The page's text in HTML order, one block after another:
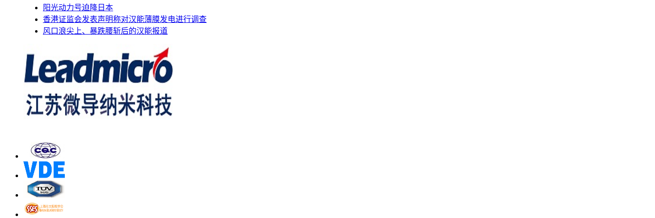
阳光动力号迫降日本
香港证监会发表声明称对汉能薄膜发电进行调查
风口浪尖上、暴跌腰斩后的汉能报道